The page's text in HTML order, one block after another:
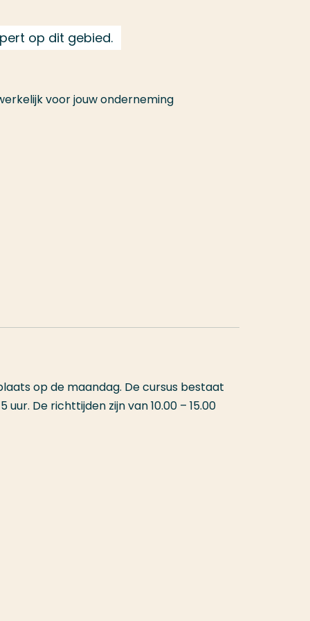
op dit gebied.
voor jouw onderneming
op de maandag. De cursus bestaat
De richttijden zijn van 10.00 – 15.00